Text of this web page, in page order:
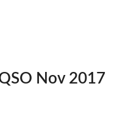
Nov 2017